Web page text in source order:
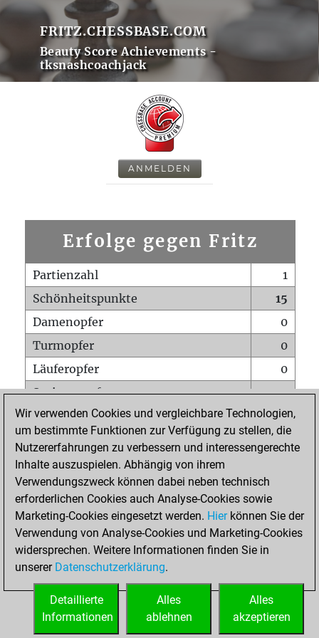
FRITZ.CHESSBASE.COM
Beauty Score Achievements -
tksnashcoachjack
ANMELDEN
Erfolge gegen Fritz
Partienzahl
1
Schönheitspunkte
15
Damenopfer
0
Turmopfer
0
Läuferopfer
0
Springeropfer
0
Bauernopfer
0
Matt auf vollem Brett
0
Bauer setzt Matt
Erstickte Matts
Unterverwandlungen
0
Türme auf der siebten
0
STARTSEITE
Wir verwenden Cookies und vergleichbare Technologien,
um bestimmte Funktionen zur Verfügung zu stellen, die
Nutzererfahrungen zu verbessern und interessengerechte
Inhalte auszuspielen. Abhängig von ihrem
Verwendungszweck können dabei neben technisch
erforderlichen Cookies auch Analyse-Cookies sowie
Marketing-Cookies eingesetzt werden. Hierkönnen Sie der
Verwendung von Analyse-Cookies und Marketing-Cookies
widersprechen. Weitere Informationen finden Sie in
unserer Datenschutzerklärung.
Alles
akzeptieren
Alles
ablehnen
Detaillierte
Informationen